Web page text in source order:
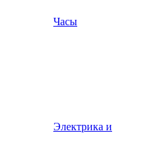
Часы
Электрика и